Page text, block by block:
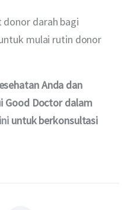
donor darah bagi
mulai rutin donor
Anda dan
Good Doctor dalam
untuk berkonsultasi